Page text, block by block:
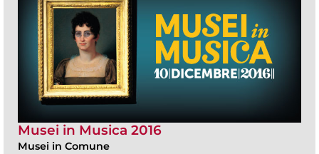
Musei in Musica 2016
Musei in Comune